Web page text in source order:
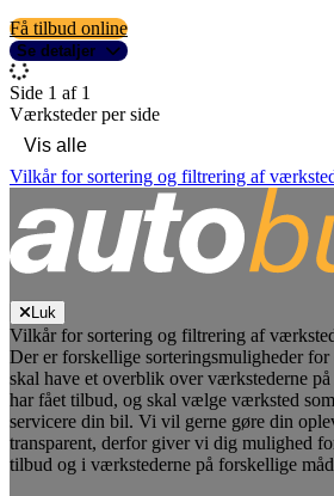
Få tilbud online
Se detaljer
Side 1 af 1
Værksteder per side
Vilkår for sortering og filtrering af
Luk
Vilkår for sortering og filtrering af
Der er forskellige sorteringsmuligheder
skal have et overblik over værkstederne
har fået tilbud, og skal vælge værksted
servicere din bil. Vi vil gerne gøre din
transparent, derfor giver vi dig mulighed
tilbud og i værkstederne på forskellige